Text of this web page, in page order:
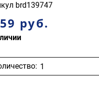
brd139747
руб.